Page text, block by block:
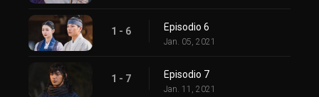
1 - 6 Episodio 6
Jan. 05, 2021
1 - 7 Episodio 7
Jan. 11, 2021